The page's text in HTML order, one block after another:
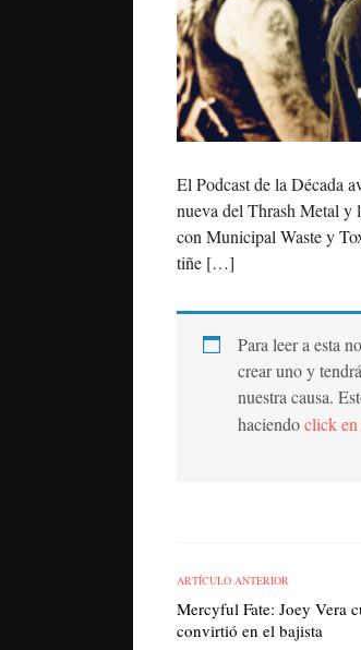
El Podcast de la Década
nueva del Thrash Metal y
con Municipal Waste y
tiñe […]
Para leer a esta
crear uno y
nuestra causa.
haciendoclick
ARTÍCULO ANTERIOR
Mercyful Fate: Joey Vera
convirtió en el bajista